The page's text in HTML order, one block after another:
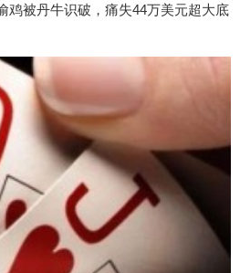
鸡被丹牛识破，痛失44万美元超大底